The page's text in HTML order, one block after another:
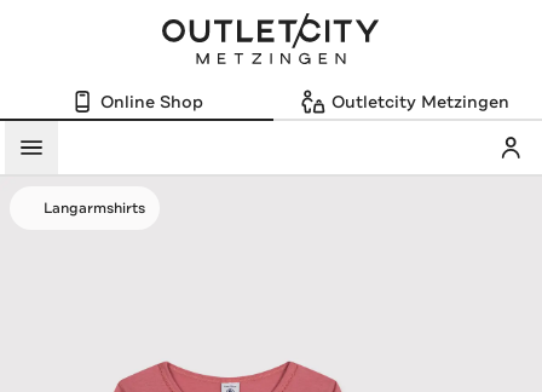
Online Shop Outletcity Metzingen
Menü
Langarmshirts